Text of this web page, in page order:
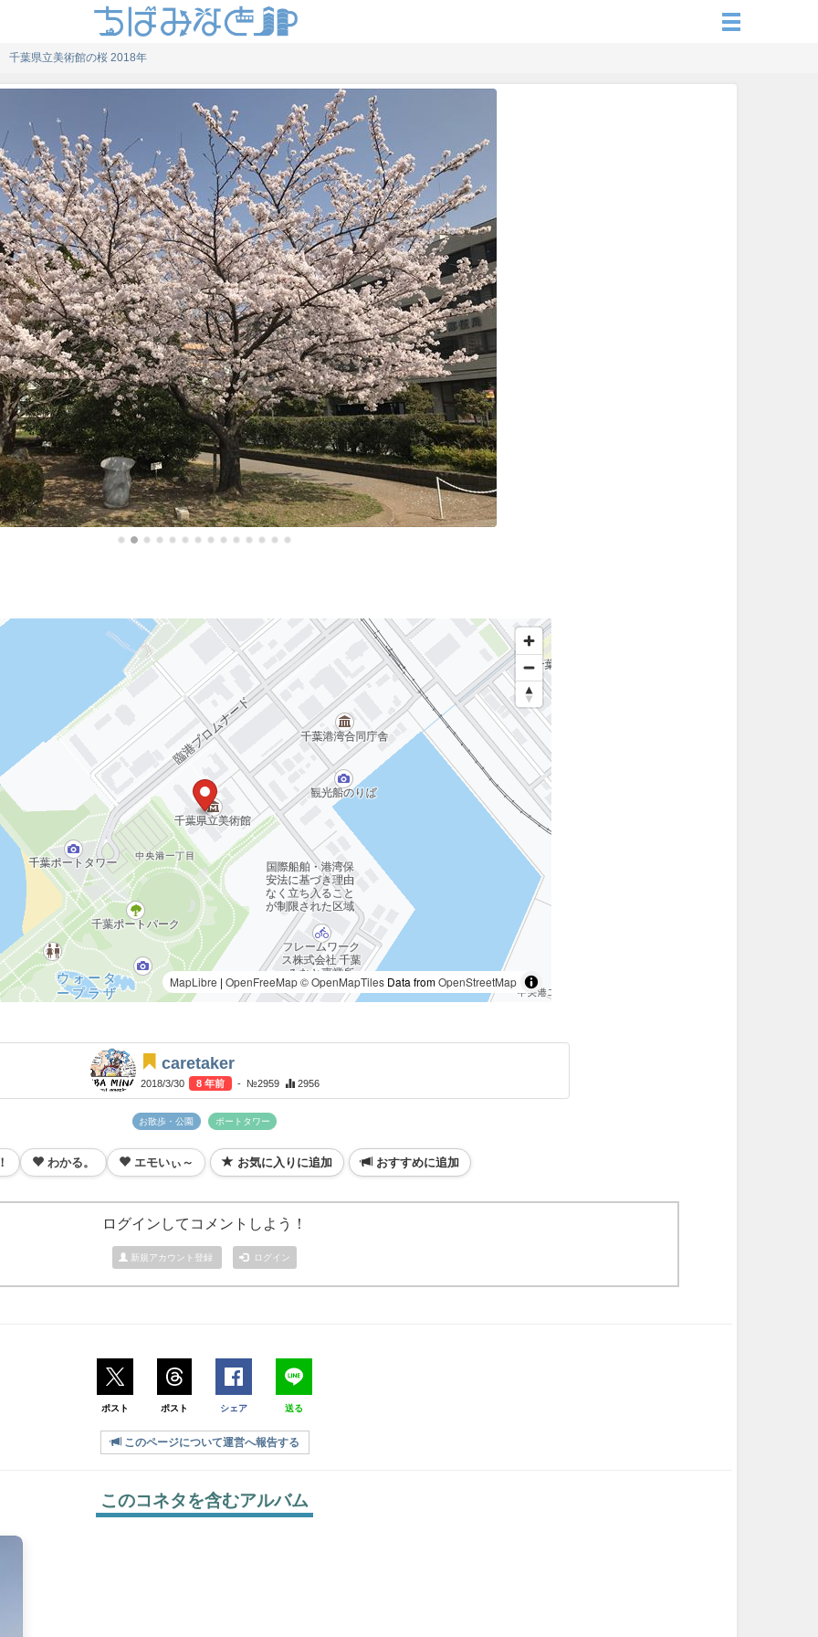
千葉県立美術館の桜 2018年
MapLibre | OpenFreeMap© OpenMapTiles Data fromOpenStreetMap
caretaker
2018/3/30 8 年前 - №2959 2956
お散歩・公園 ポートタワー
わかる。 エモいぃ～ お気に入りに追加 おすすめに追加
ログインしてコメントしよう！
新規アカウント登録 ログイン
ポスト ポスト シェア 送る
このページについて運営へ報告する
このコネタを含むアルバム